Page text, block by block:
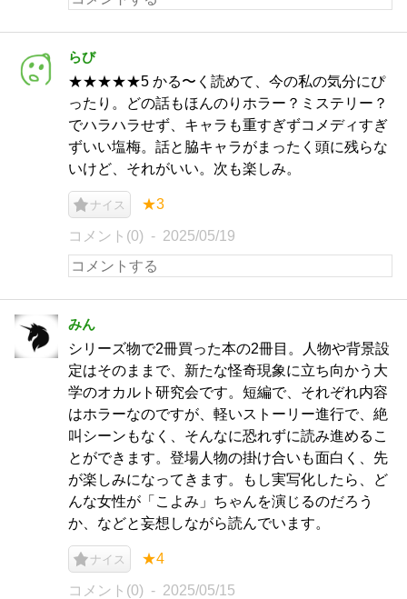
らび
★★★★★5 かる〜く読めて、今の私の気分にぴ
ったり。どの話もほんのりホラー？ミステリー？
でハラハラせず、キャラも重すぎずコメディすぎ
ずいい塩梅。話と脇キャラがまったく頭に残らな
いけど、それがいい。次も楽しみ。
ナイス ★3
コメント(0) 2025/05/19
みん
シリーズ物で2冊買った本の2冊目。人物や背景設
定はそのままで、新たな怪奇現象に立ち向かう大
学のオカルト研究会です。短編で、それぞれ内容
はホラーなのですが、軽いストーリー進行で、絶
叫シーンもなく、そんなに恐れずに読み進めるこ
とができます。登場人物の掛け合いも面白く、先
が楽しみになってきます。もし実写化したら、ど
んな女性が「こよみ」ちゃんを演じるのだろう
か、などと妄想しながら読んでいます。
ナイス ★4
コメント(0) 2025/05/15